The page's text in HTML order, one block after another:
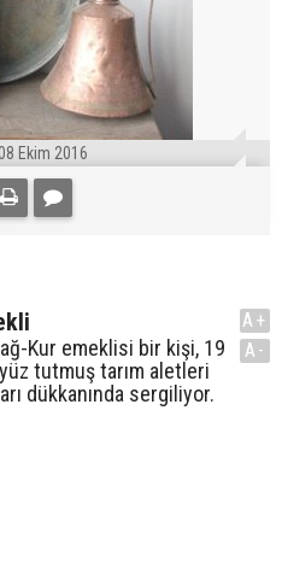
Ekim 2016
Kur emeklisi bir kişi, 19
tutmuş tarım aletleri
dükkanında sergiliyor.
A+
A-